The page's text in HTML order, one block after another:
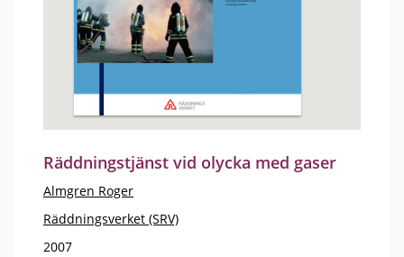
Räddningstjänst vid olycka med gaser
Almgren Roger
Räddningsverket (SRV)
2007